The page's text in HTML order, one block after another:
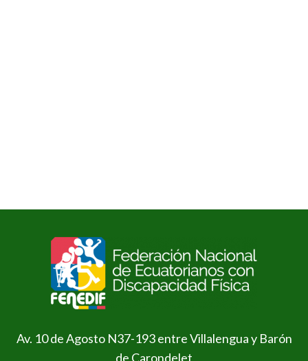
Av. 10 de Agosto N37-193 entre Villalengua y Barón
de Carondelet